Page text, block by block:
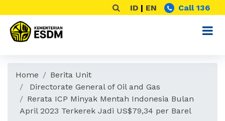
ID | EN Call 136
Home
Berita Unit
Directorate General of Oil and Gas
Rerata ICP Minyak Mentah Indonesia Bulan
April 2023 Terkerek Jadi US$79,34 per Barel